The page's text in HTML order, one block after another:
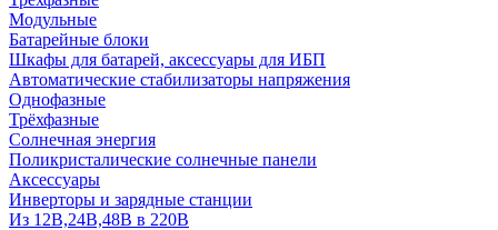
Модульные
Батарейные блоки
Шкафы для батарей, аксессуары для ИБП
Автоматические стабилизаторы напряжения
Однофазные
Трёхфазные
Солнечная энергия
Поликристалические солнечные панели
Аксессуары
Инверторы и зарядные станции
Из 12В,24В,48В в 220В